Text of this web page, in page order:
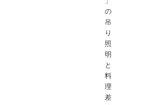
の
吊
り
照
明
と
料
理
差